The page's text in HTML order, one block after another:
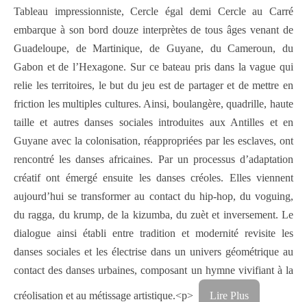
Tableau impressionniste, Cercle égal demi Cercle au Carré
embarque à son bord douze interprètes de tous âges venant de
Guadeloupe, de Martinique, de Guyane, du Cameroun, du
Gabon et de l’Hexagone. Sur ce bateau pris dans la vague qui
relie les territoires, le but du jeu est de partager et de mettre en
friction les multiples cultures. Ainsi, boulangère, quadrille, haute
taille et autres danses sociales introduites aux Antilles et en
Guyane avec la colonisation, réappropriées par les esclaves, ont
rencontré les danses africaines. Par un processus d’adaptation
créatif ont émergé ensuite les danses créoles. Elles viennent
aujourd’hui se transformer au contact du hip-hop, du voguing,
du ragga, du krump, de la kizumba, du zuèt et inversement. Le
dialogue ainsi établi entre tradition et modernité revisite les
danses sociales et les électrise dans un univers géométrique au
contact des danses urbaines, composant un hymne vivifiant à la
créolisation et au métissage artistique.<p> Lire Plus